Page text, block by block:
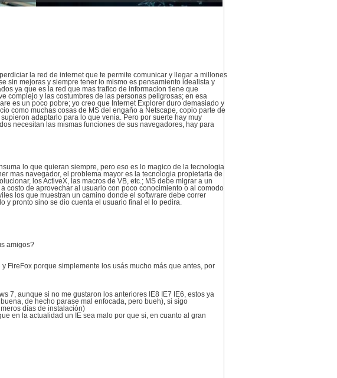
la red de internet que te permite comunicar y llegar a millones
sin mejoras y siempre tener lo mismo es pensamiento idealista y
ya que es la red que mas trafico de informacion tiene que
complejo y las costumbres de las personas peligrosas; en esa
es un poco pobre; yo creo que Internet Explorer duro demasiado y
como muchas cosas de MS del engaño a Netscape, copio parte de
adaptarlo para lo que venia. Pero por suerte hay muy
necesitan las mismas funciones de sus navegadores, hay para
lo que quieran siempre, pero eso es lo magico de la tecnologia
mas navegador, el problema mayor es la tecnologia propietaria de
los ActiveX, las macros de VB, etc.; MS debe migrar a un
costo de aprovechar al usuario con poco conocimiento o al comodo
los que muestran un camino donde el softwrare debe correr
y pronto sino se dio cuenta el usuario final el lo pedira.
amigos?
FireFox porque simplemente los usás mucho más que antes, por
7, aunque si no me gustaron los anteriores IE8 IE7 IE6, estos ya
de hecho parase mal enfocada, pero bueh), si sigo
días de instalación)
en la actualidad un IE sea malo por que si, en cuanto al gran